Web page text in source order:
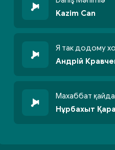
Kazim Can
Я так додому
Андрій
Махаббат қайда
Нұрбахыт